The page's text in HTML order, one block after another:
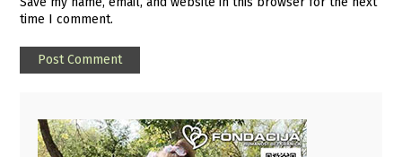
time I comment.